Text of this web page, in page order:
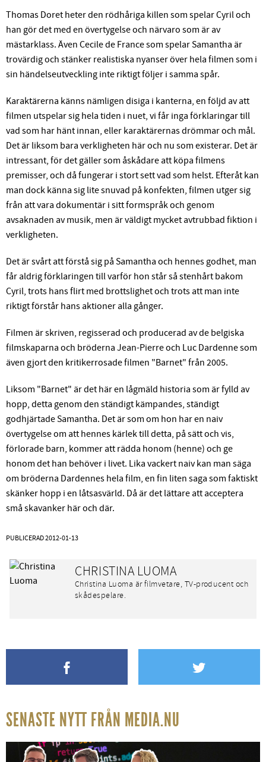
Thomas Doret heter den rödhåriga killen som spelar Cyril och
han gör det med en övertygelse och närvaro som är av
mästarklass. Även Cecile de France som spelar Samantha är
trovärdig och stänker realistiska nyanser över hela filmen som i
sin händelseutveckling inte riktigt följer i samma spår.
Karaktärerna känns nämligen disiga i kanterna, en följd av att
filmen utspelar sig hela tiden i nuet, vi får inga förklaringar till
vad som har hänt innan, eller karaktärernas drömmar och mål.
Det är liksom bara verkligheten här och nu som existerar. Det är
intressant, för det gäller som åskådare att köpa filmens
premisser, och då fungerar i stort sett vad som helst. Efteråt kan
man dock känna sig lite snuvad på konfekten, filmen utger sig
från att vara dokumentär i sitt formspråk och genom
avsaknaden av musik, men är väldigt mycket avtrubbad fiktion i
verkligheten.
Det är svårt att förstå sig på Samantha och hennes godhet, man
får aldrig förklaringen till varför hon står så stenhårt bakom
Cyril, trots hans flirt med brottslighet och trots att man inte
riktigt förstår hans aktioner alla gånger.
Filmen är skriven, regisserad och producerad av de belgiska
filmskaparna och bröderna Jean-Pierre och Luc Dardenne som
även gjort den kritikerrosade filmen "Barnet" från 2005.
Liksom "Barnet" är det här en lågmäld historia som är fylld av
hopp, detta genom den ständigt kämpandes, ständigt
godhjärtade Samantha. Det är som om hon har en naiv
övertygelse om att hennes kärlek till detta, på sätt och vis,
förlorade barn, kommer att rädda honom (henne) och ge
honom det han behöver i livet. Lika vackert naiv kan man säga
om bröderna Dardennes hela film, en fin liten saga som faktiskt
skänker hopp i en låtsasvärld. Då är det lättare att acceptera
små skavanker här och där.
PUBLICERAD2012-01-13
CHRISTINA LUOMA
Christina Luoma är filmvetare, TV-producent och
skådespelare.
SENASTE NYTT FRÅN MEDIA.NU